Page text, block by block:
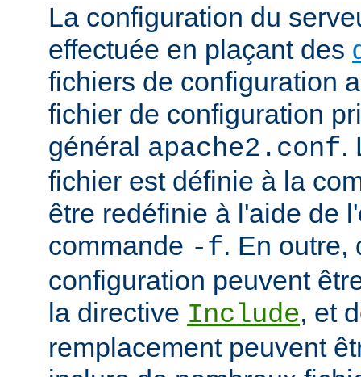
La configuration du
effectuée en plaçant des
fichiers de configuration
fichier de configuration
général apache2.conf.
fichier est définie à la
être redéfinie à l'aide de
commande -f. En outre,
configuration peuvent
la directive Include, et
remplacement peuvent